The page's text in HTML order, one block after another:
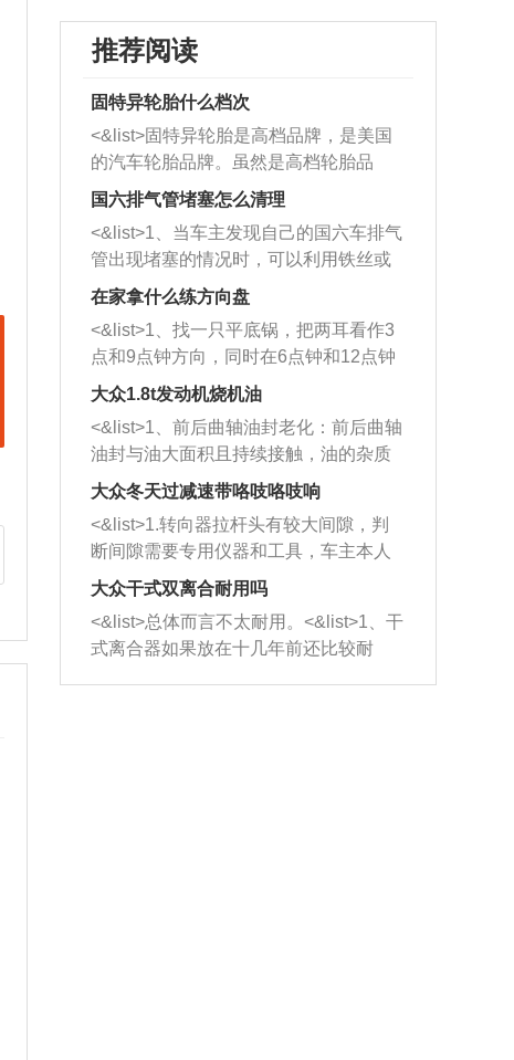
推荐阅读
固特异轮胎什么档次
<&list>固特异轮胎是高档品牌，是美国
的汽车轮胎品牌。虽然是高档轮胎品
牌，但是中高低端的轮胎都有生产，这
也是为了更好的开拓市场。
国六排气管堵塞怎么清理
<&list>1、当车主发现自己的国六车排气
管出现堵塞的情况时，可以利用铁丝或
者是细棍，直接将杂物给取出来，如果
堵塞情况比较严重，也可以采取应急措
施。 <&list>2、直接利用木棍将所有的
杂物推到排气管里面的位置处，然后将
三元催化器拆解开，就可以将堵塞的东
西取出来。但如果是因为积碳过多引起
的堵塞，就需要将三元催化器泡在草酸
洗剂对堵塞的情况得到解决，将清洗剂
放在燃油箱中，与燃油混合后，车辆启
动时，就可以和汽油一起进入到燃烧
室，最后形成废气排出，就可以让三元
催化器得到清洗，排气管堵塞的情况就
能够得到解决。
在家拿什么练方向盘
<&list>1、找一只平底锅，把两耳看作3
点和9点钟方向，同时在6点钟和12点钟
方向做一个标记。 <&list>2、双手握住
一圈半的练习，往右同样也要打相同的
圈数。 <&list>3、最后强调要反复练
习，这样就可以形成肌肉记忆，在真实
驾驶车辆时，不需要记忆也能打好方
向。
大众1.8t发动机烧机油
<&list>1、前后曲轴油封老化：前后曲轴
油封与油大面积且持续接触，油的杂质
和发动机内持续温度变化使其密封效果
逐渐减弱，导致渗油或漏油。<&list>2、
活塞间隙过大：积碳会使活塞环与缸体
的间隙扩大，导致机油流入燃烧室中，
造成烧机油。<&list>3、机油粘度。使用
机油粘度过小的话，同样会有烧机油现
象，机油粘度过小具有很好的流动性，
大众冬天过减速带咯吱咯吱响
<&list>1.转向器拉杆头有较大间隙，判
断间隙需要专用仪器和工具，车主本人
无法制作，需要将车辆送到修理厂或4s
店；<&list>2.车辆半轴套管防尘罩破
裂，破裂后会出现漏油现象，使半轴磨
损严重，磨损的半轴容易损坏，产生异
响；<&list>3.稳定器的转向胶套和球头
大众干式双离合耐用吗
<&list>总体而言不太耐用。<&list>1、干
式离合器如果放在十几年前还比较耐